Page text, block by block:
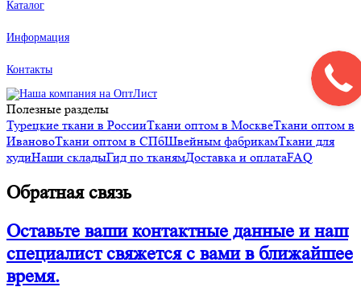
Каталог
Информация
Контакты
Полезные разделы
Турецкие ткани в РоссииТкани оптом в МосквеТкани оптом в
ИвановоТкани оптом в СПбШвейным фабрикамТкани для
худиНаши складыГид по тканямДоставка и оплатаFAQ
Обратная связь
Оставьте ваши контактные данные и наш
специалист свяжется с вами в ближайшее
время.